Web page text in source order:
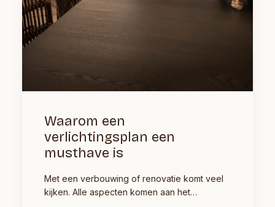
Waarom een
verlichtingsplan een
musthave is
Met een verbouwing of renovatie komt veel
kijken. Alle aspecten komen aan het…